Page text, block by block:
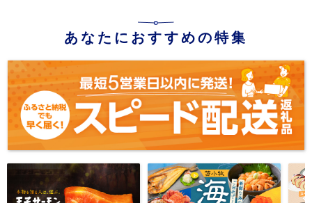
あなたにおすすめの特集